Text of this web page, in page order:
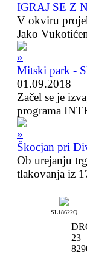
IGRAJ SE Z
V okviru
Jako
Mitski park -
01.09.2018
Začel se je
programa
Škocjan pri
Ob urejanju
tlakovanja iz
SL18622Q
23